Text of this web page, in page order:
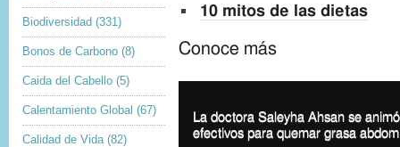
Biodiversidad (331)
Bonos de Carbono (8)
Caida del Cabello (5)
Calentamiento Global (67)
Calidad de Vida (82)
10 mitos de las dietas
Conoce más
I
m
La doctora Saleyha Ahsan se
efectivos para quemar grasa